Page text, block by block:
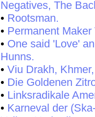
Negatives, The
• Rootsman.
• Permanent
• One said 'Love'
Hunns.
• Viu Drakh,
• Die Goldenen
• Linksradikale
• Karneval der